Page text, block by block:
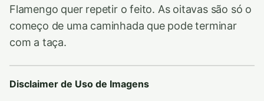
Flamengo quer repetir o feito. As oitavas são só o
começo de uma caminhada que pode terminar
com a taça.
Disclaimer de Uso de Imagens